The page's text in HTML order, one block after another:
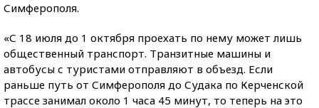
Симферополя.
«С 18 июля до 1 октября проехать по нему может лишь
общественный транспорт. Транзитные машины и
автобусы с туристами отправляют в объезд. Если
раньше путь от Симферополя до Судака по Керченской
трассе занимал около 1 часа 45 минут, то теперь на это